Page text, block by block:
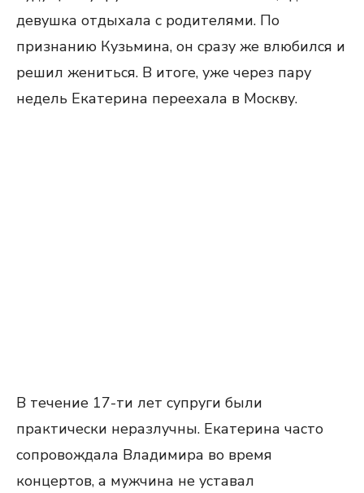
девушка отдыхала с родителями. По
признанию Кузьмина, он сразу же влюбился и
решил жениться. В итоге, уже через пару
недель Екатерина переехала в Москву.
В течение 17-ти лет супруги были
практически неразлучны. Екатерина часто
сопровождала Владимира во время
концертов, а мужчина не уставал